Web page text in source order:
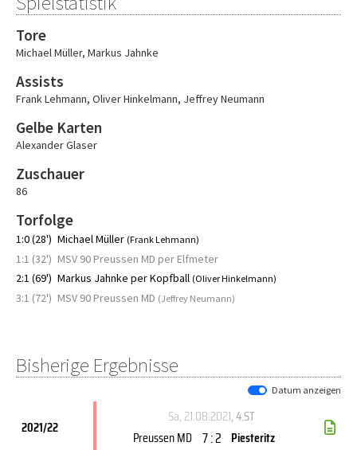
Tore
Michael Müller, Markus Jahnke
Assists
Frank Lehmann, Oliver Hinkelmann, Jeffrey Neumann
Gelbe Karten
Alexander Glaser
Zuschauer
86
Torfolge
1:0 (28') Michael Müller (Frank Lehmann)
1:1 (32') MSV 90 Preussen MD per Elfmeter
2:1 (69') Markus Jahnke per Kopfball (Oliver Hinkelmann)
3:1 (72') MSV 90 Preussen MD (Jeffrey Neumann)
Bisherige Ergebnisse
Datum anzeigen
2021/22
Sa, 21.08.2021, 4.ST
Preussen MD 7 : 2 Piesteritz